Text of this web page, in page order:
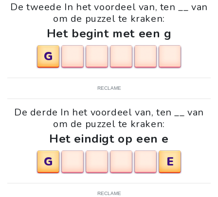
De tweede In het voordeel van, ten __ van
om de puzzel te kraken:
Het begint met een g
G
RECLAME
De derde In het voordeel van, ten __ van
om de puzzel te kraken:
Het eindigt op een e
G
E
RECLAME